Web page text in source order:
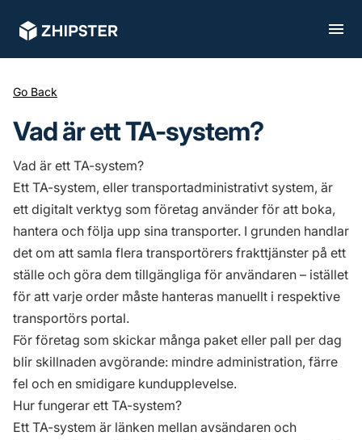
Go Back
Vad är ett TA-system?
Vad är ett TA-system?
Ett TA-system, eller transportadministrativt system, är
ett digitalt verktyg som företag använder för att boka,
hantera och följa upp sina transporter. I grunden handlar
det om att samla flera transportörers frakttjänster på ett
ställe och göra dem tillgängliga för användaren – istället
för att varje order måste hanteras manuellt i respektive
transportörs portal.
För företag som skickar många paket eller pall per dag
blir skillnaden avgörande: mindre administration, färre
fel och en smidigare kundupplevelse.
Hur fungerar ett TA-system?
Ett TA-system är länken mellan avsändaren och